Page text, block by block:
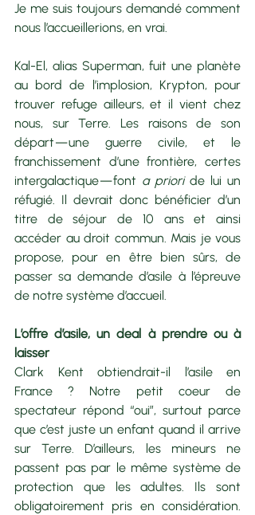
Je me suis toujours demandé comment
nous l’accueillerions, en vrai.
Kal-El, alias Superman, fuit une planète
au bord de l’implosion, Krypton, pour
trouver refuge ailleurs, et il vient chez
nous, sur Terre. Les raisons de son
départ — une guerre civile, et le
franchissement d’une frontière, certes
intergalactique — font a priori de lui un
réfugié. Il devrait donc bénéficier d’un
titre de séjour de 10 ans et ainsi
accéder au droit commun. Mais je vous
propose, pour en être bien sûrs, de
passer sa demande d’asile à l’épreuve
de notre système d’accueil.
L’offre d’asile, un deal à prendre ou à
laisser
Clark Kent obtiendrait-il l’asile en
France ? Notre petit coeur de
spectateur répond “oui”, surtout parce
que c’est juste un enfant quand il arrive
sur Terre. D’ailleurs, les mineurs ne
passent pas par le même système de
protection que les adultes. Ils sont
obligatoirement pris en considération.